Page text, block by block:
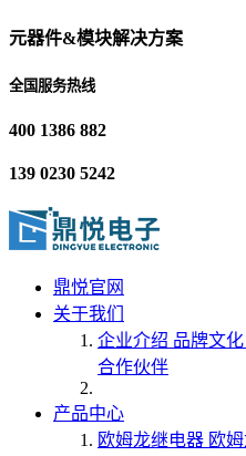
元器件&模块解决方案
全国服务热线
400 1386 882
139 0230 5242
鼎悦官网
关于我们
企业介绍 品牌文化
合作伙伴
产品中心
欧姆龙继电器 欧